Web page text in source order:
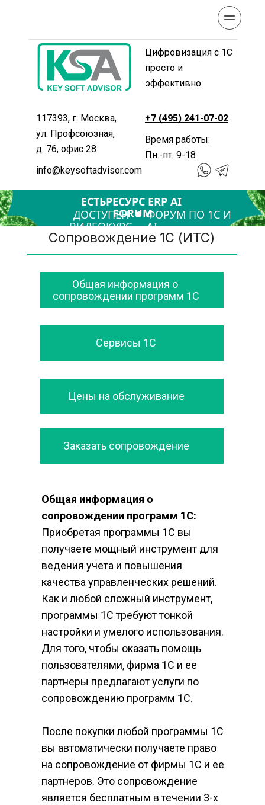
info@keysoftadvisor.com
117393, г. Москва,
ул. Профсоюзная,
д. 76, офис 28
Время работы:
Пн.-пт. 9-18
+7 (495) 241-07-02
Цифровизация с 1С
просто и
эффективно
ЕСТЬРЕСУРС ERP AI
FORUMФОРУМ ПО 1С И
AI
ДОСТУПЕН
ВИДЕОКУРС
Сопровождение 1С (ИТС)
Общая информация о
сопровождении программ 1С
Сервисы 1С
Цены на обслуживание
Заказать сопровождение
Общая информация о
сопровождении программ 1С:
Приобретая программы 1С вы
получаете мощный инструмент для
ведения учета и повышения
качества управленческих решений.
Как и любой сложный инструмент,
программы 1С требуют тонкой
настройки и умелого использования.
Для того, чтобы оказать помощь
пользователями, фирма 1С и ее
партнеры предлагают услуги по
сопровождению программ 1С.
После покупки любой программы 1С
вы автоматически получаете право
на сопровождение от фирмы 1С и ее
партнеров. Это сопровождение
является бесплатным в течении 3-х